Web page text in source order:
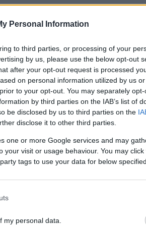
Personal Information
to third parties, or processing of your
by us, please use the below opt-out
after your opt-out request is processed
on personal information utilized by us
to your opt-out. You may separately
by third parties on the IAB’s list of
be disclosed by us to third parties on the
disclose it to other third parties.
one or more Google services and may
your visit or usage behaviour. You may
tags to use your data for below
my personal data.
για το ιταλικό
χρόνια
στοιχηματικού τύπου
ξεκίνησε στις 6 Μαΐου
της Gazzetta
Πίνακας με
στην ΕΕ
ιταλική κυβέρνηση ώστε να